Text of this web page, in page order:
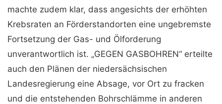
machte zudem klar, dass angesichts der er­höhten
Krebsraten an Förderstandorten eine ungebremste
Fortsetzung der Gas- und Ölforderung
unverantwortlich ist. „GEGEN GASBOHREN“ erteilte
auch den Plänen der niedersächsischen
Landesregierung eine Absage, vor Ort zu fracken
und die entstehenden Bohrschlämme in anderen